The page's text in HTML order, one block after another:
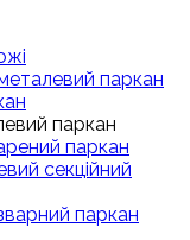
паркан
паркан
паркан
секційний
паркан